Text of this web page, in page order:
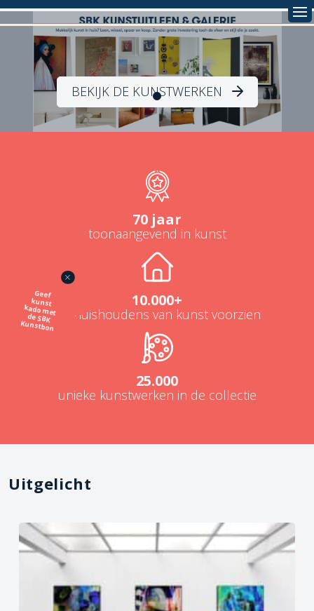
Geef
kunst
kado met
de SBK
Kunstbon
BEKIJK DE KUNSTWERKEN
70 jaar
toonaangevend in kunst
10.000+
NL-huishoudens van kunst voorzien
25.000
unieke kunstwerken in de collectie
Uitgelicht